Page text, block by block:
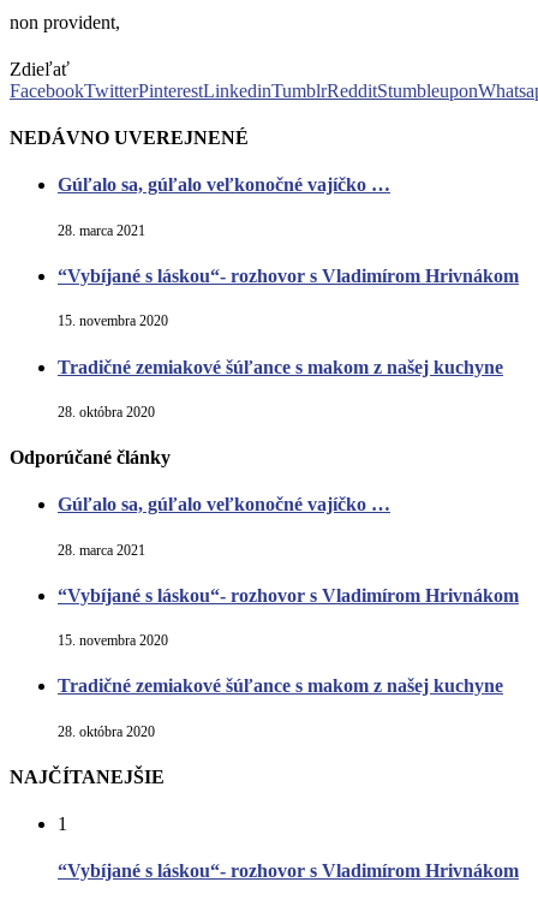
non provident,
Zdieľať
FacebookTwitterPinterestLinkedinTumblrRedditStumbleupon
NEDÁVNO UVEREJNENÉ
Gúľalo sa, gúľalo veľkonočné vajíčko …
28. marca 2021
“Vybíjané s láskou“- rozhovor s Vladimírom Hrivnákom
15. novembra 2020
Tradičné zemiakové šúľance s makom z našej kuchyne
28. októbra 2020
Odporúčané články
Gúľalo sa, gúľalo veľkonočné vajíčko …
28. marca 2021
“Vybíjané s láskou“- rozhovor s Vladimírom Hrivnákom
15. novembra 2020
Tradičné zemiakové šúľance s makom z našej kuchyne
28. októbra 2020
NAJČÍTANEJŠIE
1
“Vybíjané s láskou“- rozhovor s Vladimírom Hrivnákom